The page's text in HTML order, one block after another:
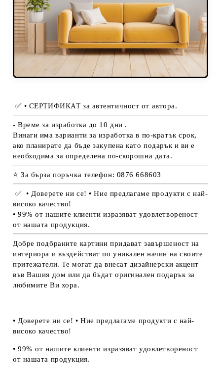
✅ • СЕРТИФИКАТ за автентичност от автора.
- Време за изработка до 10 дни .
Винаги има варианти за изработка в по-кратък срок,
ако планирате да бъде закупена като подарък и ви е
необходима за определена по-скорошна дата.
⭐ За бърза поръчка телефон: 0876 668603
✅
• Доверете ни се! • Ние предлагаме продукти с най-
високо качество!
• 99% от нашите клиенти изразяват удовлетвореност
от нашата продукция.
Добре подбраните картини придават завършеност на
интериора и въздействат по уникален начин на своите
притежатели. Те могат да внесат дизайнерски акцент
във Вашия дом или да бъдат оригинален подарък за
любимите Ви хора.
• Доверете ни се! • Ние предлагаме продукти с най-
високо качество!
• 99% от нашите клиенти изразяват удовлетвореност
от нашата продукция.